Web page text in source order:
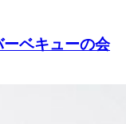
ベキューの会